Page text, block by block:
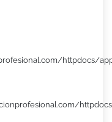
httpdocs/